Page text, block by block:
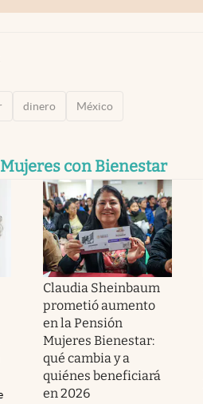
dinero México
Mujeres con Bienestar
Claudia Sheinbaum
prometió aumento
en la Pensión
Mujeres Bienestar:
qué cambia y a
quiénes beneficiará
en 2026